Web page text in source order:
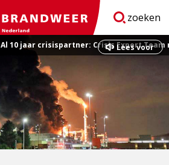
BrandweerNederland.nl
zoeken
Al 10 jaar crisispartner: Crisis Expert
Dit
Lees voor